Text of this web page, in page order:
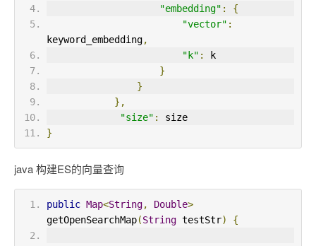
"embedding" :
{
"vector" :
keyword_embedding,
"k" :
k
}
}
},
"size" :
size
}
java 构建ES的向量查询
public Map<String, Double>
getOpenSearchMap(String testStr) {